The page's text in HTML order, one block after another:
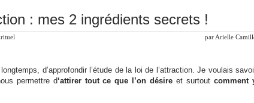
: mes 2 ingrédients secrets !
par Arielle
d’approfondir l’étude de la loi de l’attraction. Je voulais
permettre d‘attirer tout ce que l’on désire et surtoutcomment